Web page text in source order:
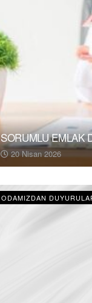
SORUMLU EMLAK
20 Nisan 2026
ODAMIZDAN